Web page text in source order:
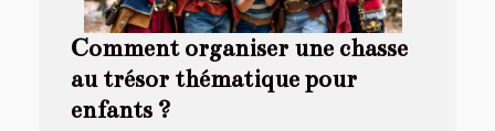
Comment organiser une chasse
au trésor thématique pour
enfants ?